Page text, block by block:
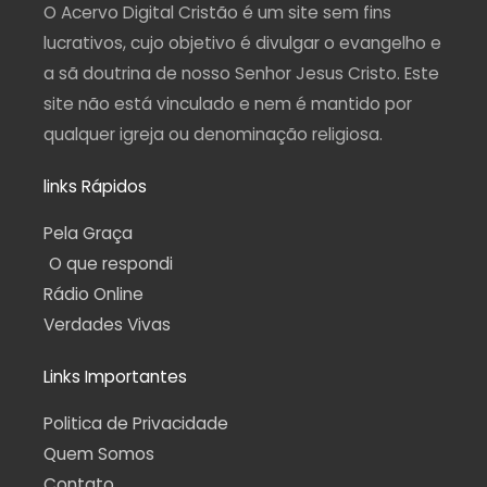
m -
f
O Acervo Digital Cristão é um site sem fins
lucrativos, cujo objetivo é divulgar o evangelho e
a sã doutrina de nosso Senhor Jesus Cristo. Este
site não está vinculado e nem é mantido por
qualquer igreja ou denominação religiosa.
links Rápidos
Pela Graça
O que respondi
Rádio Online
Verdades Vivas
Links Importantes
Politica de Privacidade
Quem Somos